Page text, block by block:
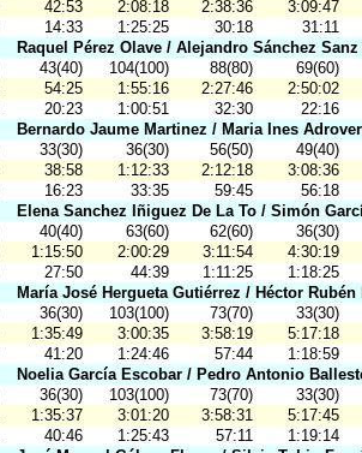
42:53 2:08:18 2:38:36
3:09:47
14:33 1:25:25 30:18
31:11
Raquel Pérez Olave / Alejandro Sánchez Sanz
43(40) 104(100) 88(80)
69(60)
54:25 1:55:16 2:27:46
2:50:02
20:23 1:00:51 32:30
22:16
Bernardo Jaume Martinez / Maria Ines
33(30) 36(30) 56(50)
49(40)
38:58 1:12:33 2:12:18
3:08:36
16:23 33:35 59:45
56:18
Elena Sanchez Iñiguez De La To / Simón
40(40) 63(60) 62(60)
36(30)
1:15:50 2:00:29 3:11:54
4:30:19
27:50 44:39 1:11:25
1:18:25
María José Hergueta Gutiérrez / Héctor
36(30) 103(100) 73(70)
33(30)
1:35:49 3:00:35 3:58:19
5:17:18
41:20 1:24:46 57:44
1:18:59
Noelia García Escobar / Pedro Antonio
36(30) 103(100) 73(70)
33(30)
1:35:37 3:01:20 3:58:31
5:17:45
40:46 1:25:43 57:11
1:19:14